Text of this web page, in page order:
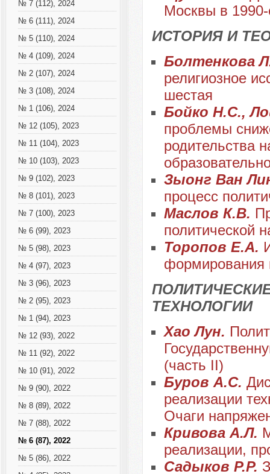
№ 7 (112), 2024
№ 6 (111), 2024
№ 5 (110), 2024
№ 4 (109), 2024
№ 2 (107), 2024
№ 3 (108), 2024
№ 1 (106), 2024
№ 12 (105), 2023
№ 11 (104), 2023
№ 10 (103), 2023
№ 9 (102), 2023
№ 8 (101), 2023
№ 7 (100), 2023
№ 6 (99), 2023
№ 5 (98), 2023
№ 4 (97), 2023
№ 3 (96), 2023
№ 2 (95), 2023
№ 1 (94), 2023
№ 12 (93), 2022
№ 11 (92), 2022
№ 10 (91), 2022
№ 9 (90), 2022
№ 8 (89), 2022
№ 7 (88), 2022
№ 6 (87), 2022
№ 5 (86), 2022
Москвы в
ИСТОРИЯ И
Болтенкова
религиозное
шестая
Бойко Н.С.,
проблемы
родительства
Зыонг Ван
процесс
Маслов К.В.
политической
Торопов Е.А.
формирования
ТЕХНОЛОГИИ
Хао Лун.
(часть II)
Буров А.С.
реализации
Очаги
Кривова А.Л.
реализации,
Садыков Р.Р.